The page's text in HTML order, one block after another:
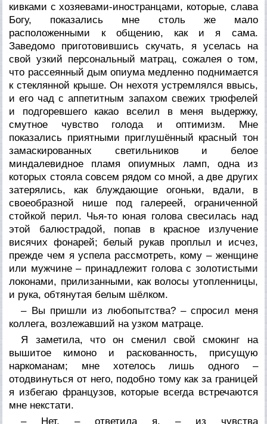
кивками с хозяевами-иностранцами, которые, слава
Богу, показались мне столь же мало
расположенными к общению, как и я сама.
Заведомо приготовившись скучать, я уселась на
свой узкий персональный матрац, сожалея о том,
что рассеянный дым опиума медленно поднимается
к стеклянной крыше. Он нехотя устремлялся ввысь,
и его чад с аппетитным запахом свежих трюфелей
и подгоревшего какао вселил в меня выдержку,
смутное чувство голода и оптимизм. Мне
показались приятными приглушённый красный тон
замаскированных светильников и белое
миндалевидное пламя опиумных ламп, одна из
которых стояла совсем рядом со мной, а две других
затерялись, как блуждающие огоньки, вдали, в
своеобразной нише под галереей, ограниченной
стойкой перил. Чья-то юная голова свесилась над
этой балюстрадой, попав в красное излучение
висячих фонарей; белый рукав проплыл и исчез,
прежде чем я успела рассмотреть, кому – женщине
или мужчине – принадлежит голова с золотистыми
локонами, прилизанными, как волосы утопленницы,
и рука, обтянутая белым шёлком.
– Вы пришли из любопытства? – спросил меня
коллега, возлежавший на узком матраце.
Я заметила, что он сменил свой смокинг на
вышитое кимоно и раскованность, присущую
наркоманам; мне хотелось лишь одного –
отодвинуться от него, подобно тому как за границей
я избегаю французов, которые всегда встречаются
мне некстати.
– Нет, – ответила я, – из чувства